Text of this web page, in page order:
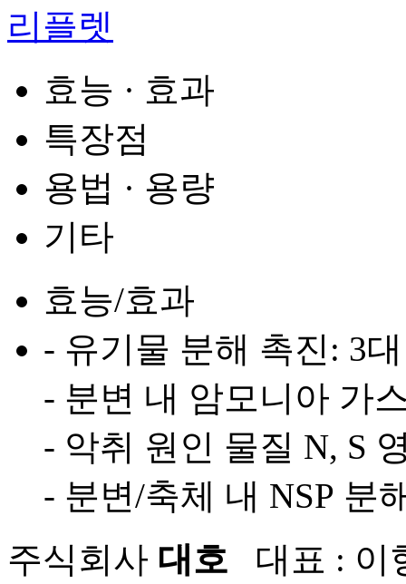
리플렛
효능 · 효과
특장점
용법 · 용량
기타
효능/효과
- 유기물 분해 촉진: 3
- 분변 내 암모니아 가
- 악취 원인 물질 N, S
- 분변/축체 내 NSP 분
주식회사 대호 대표 : 이